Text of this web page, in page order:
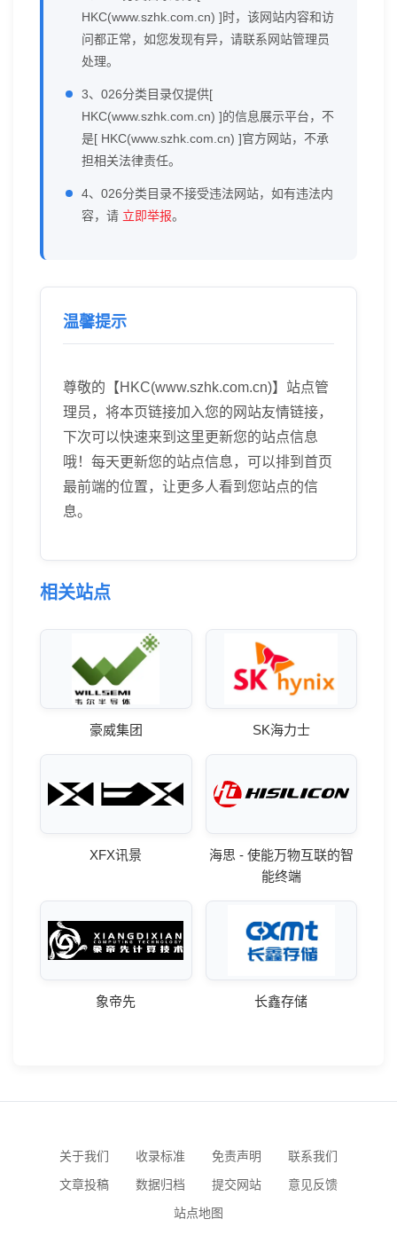
HKC(www.szhk.com.cn) ]时，该网站内容和访
问都正常，如您发现有异，请联系网站管理员
处理。
3、026分类目录仅提供[
HKC(www.szhk.com.cn) ]的信息展示平台，不
是[ HKC(www.szhk.com.cn) ]官方网站，不承
担相关法律责任。
4、026分类目录不接受违法网站，如有违法内
容，请 立即举报。
温馨提示
尊敬的【HKC(www.szhk.com.cn)】站点管
理员，将本页链接加入您的网站友情链接，
下次可以快速来到这里更新您的站点信息
哦！每天更新您的站点信息，可以排到首页
最前端的位置，让更多人看到您站点的信
息。
相关站点
豪威集团 SK海力士
XFX讯景
海思 - 使能万物互联的智
能终端
象帝先 长鑫存储
关于我们 收录标准 免责声明
联系我们
文章投稿
数据归档 提交网站
意见反馈
站点地图